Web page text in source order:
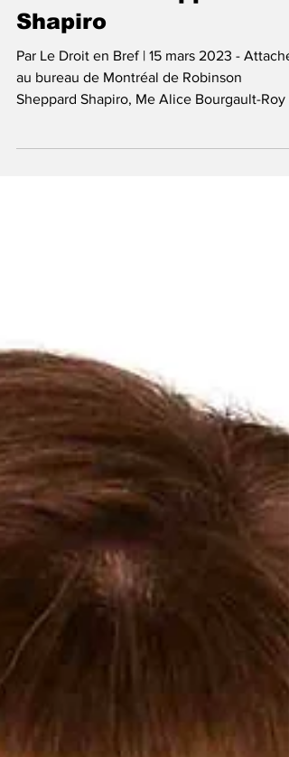
Robinson Sheppard
Shapiro
Par Le Droit en Bref | 15 mars 2023 - Attaché
au bureau de Montréal de Robinson
été nommée à...